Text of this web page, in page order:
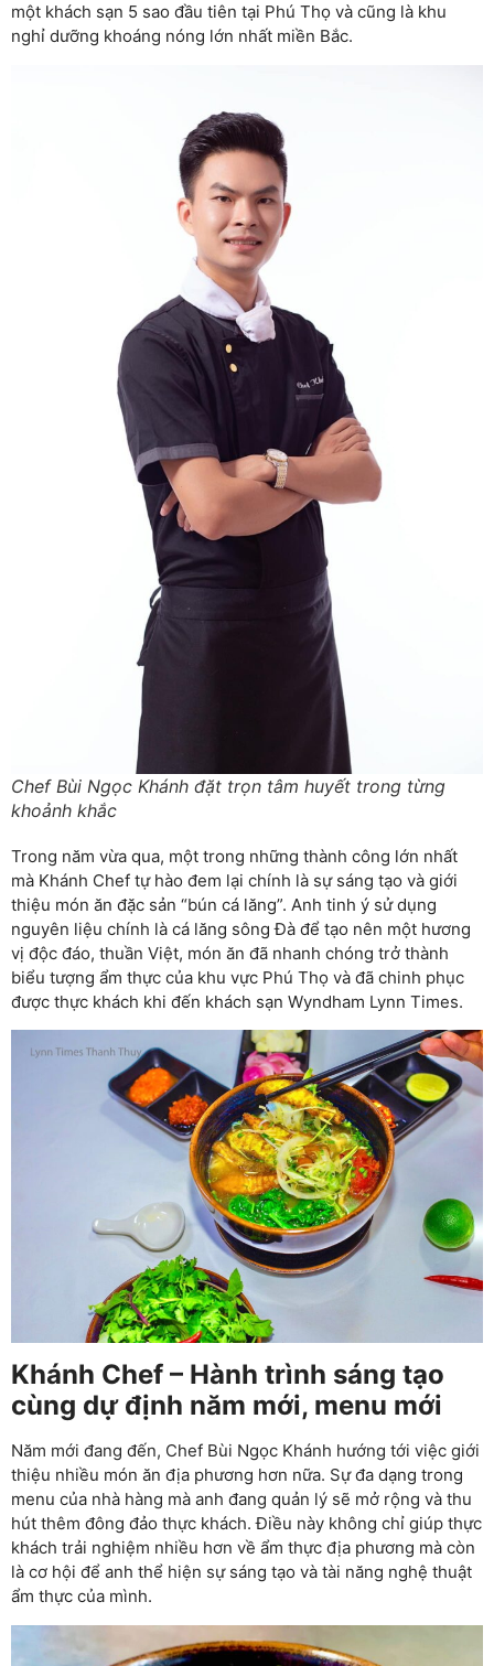
một khách sạn 5 sao đầu tiên tại Phú Thọ và cũng là khu
nghỉ dưỡng khoáng nóng lớn nhất miền Bắc.
Chef Bùi Ngọc Khánh đặt trọn tâm huyết trong từng
khoảnh khắc
Trong năm vừa qua, một trong những thành công lớn nhất
mà Khánh Chef tự hào đem lại chính là sự sáng tạo và giới
thiệu món ăn đặc sản “bún cá lăng”. Anh tinh ý sử dụng
nguyên liệu chính là cá lăng sông Đà để tạo nên một hương
vị độc đáo, thuần Việt, món ăn đã nhanh chóng trở thành
biểu tượng ẩm thực của khu vực Phú Thọ và đã chinh phục
được thực khách khi đến khách sạn Wyndham Lynn Times.
Khánh Chef – Hành trình sáng tạo
cùng dự định năm mới, menu mới
Năm mới đang đến, Chef Bùi Ngọc Khánh hướng tới việc giới
thiệu nhiều món ăn địa phương hơn nữa. Sự đa dạng trong
menu của nhà hàng mà anh đang quản lý sẽ mở rộng và thu
hút thêm đông đảo thực khách. Điều này không chỉ giúp thực
khách trải nghiệm nhiều hơn về ẩm thực địa phương mà còn
là cơ hội để anh thể hiện sự sáng tạo và tài năng nghệ thuật
ẩm thực của mình.